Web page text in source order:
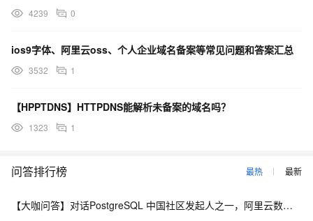
4239 0
ios9字体、阿里云oss、个人企业域名备案等常见问题和答案汇总
3532 1
【HPPTDNS】HTTPDNS能解析未备案的域名吗？
1323 1
问答排行榜 最热 最新
【大咖问答】对话PostgreSQL 中国社区发起人之一，阿里云数据库高级专家 德哥